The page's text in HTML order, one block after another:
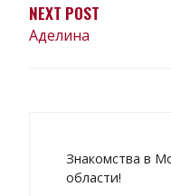
NEXT POST
Аделина
Знакомства в
области!